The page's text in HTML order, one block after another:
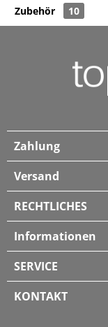
Zubehör 10
Zahlung
Versand
RECHTLICHES
Informationen
SERVICE
KONTAKT